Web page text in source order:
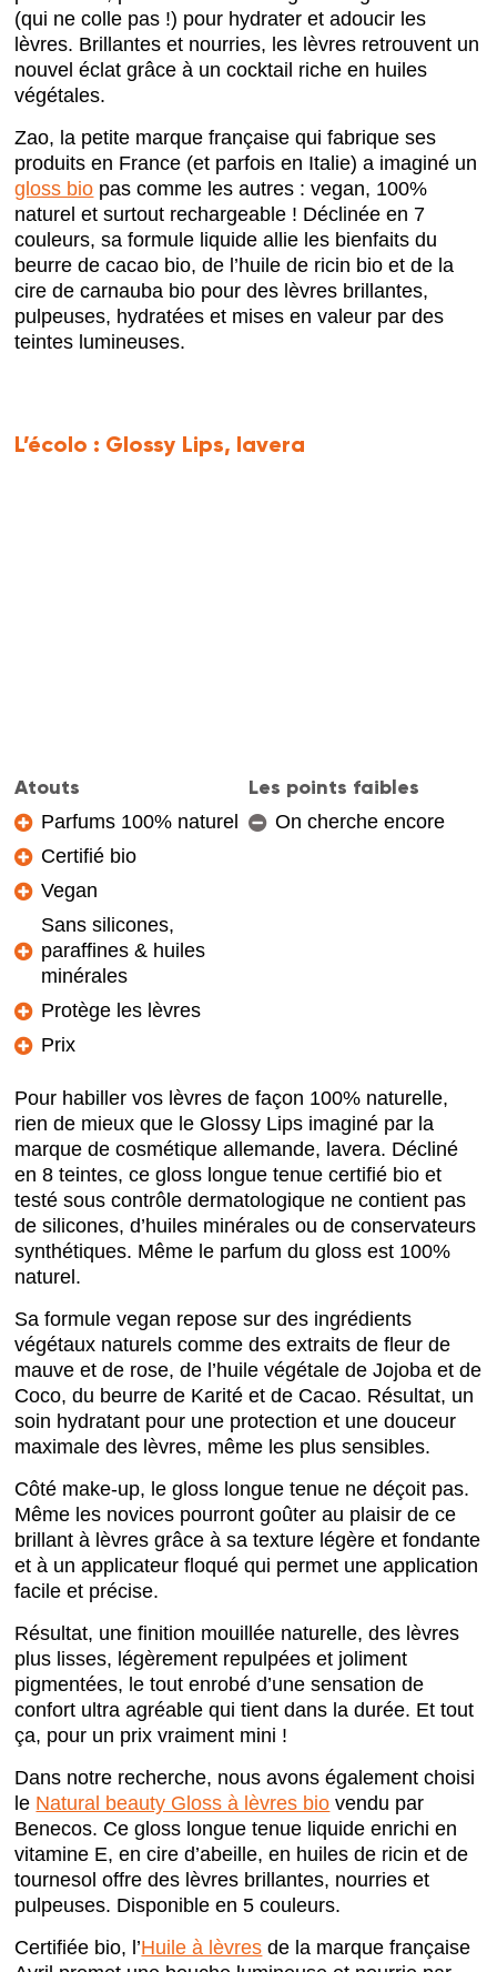
(qui ne colle pas !) pour hydrater et adoucir les
lèvres. Brillantes et nourries, les lèvres retrouvent un
nouvel éclat grâce à un cocktail riche en huiles
végétales.
Zao, la petite marque française qui fabrique ses
produits en France (et parfois en Italie) a imaginé un
gloss bio pas comme les autres : vegan, 100%
naturel et surtout rechargeable ! Déclinée en 7
couleurs, sa formule liquide allie les bienfaits du
beurre de cacao bio, de l’huile de ricin bio et de la
cire de carnauba bio pour des lèvres brillantes,
pulpeuses, hydratées et mises en valeur par des
teintes lumineuses.
L’écolo : Glossy Lips, lavera
Atouts
Parfums 100% naturel
Certifié bio
Vegan
Sans silicones,
paraffines & huiles
minérales
Protège les lèvres
Prix
Les points faibles
On cherche encore
Pour habiller vos lèvres de façon 100% naturelle,
rien de mieux que le Glossy Lips imaginé par la
marque de cosmétique allemande, lavera. Décliné
en 8 teintes, ce gloss longue tenuecertifié bio et
testé sous contrôle dermatologique ne contient pas
de silicones, d’huiles minérales ou de conservateurs
synthétiques. Même le parfum du gloss est 100%
naturel.
Sa formule vegan repose sur des ingrédients
végétaux naturels comme des extraits de fleur de
mauve et de rose, de l’huile végétale de Jojoba et de
Coco, du beurre de Karité et de Cacao. Résultat, un
soin hydratant pour une protection et une douceur
maximale des lèvres, même les plus sensibles.
Côté make-up, le gloss longue tenue ne déçoit pas.
Même les novices pourront goûter au plaisir de ce
brillant à lèvres grâce à sa texture légère et fondante
et à un applicateur floqué qui permet une application
facile et précise.
Résultat, une finition mouillée naturelle, des lèvres
plus lisses, légèrement repulpées et joliment
pigmentées, le tout enrobé d’une sensation de
confort ultra agréable qui tient dans la durée. Et tout
ça, pour un prix vraiment mini !
Dans notre recherche, nous avons également choisi
le Natural beauty Gloss à lèvres bio vendu par
Benecos. Ce gloss longue tenue liquide enrichi en
vitamine E, en cire d’abeille, en huiles de ricin et de
tournesol offre des lèvres brillantes, nourries et
pulpeuses. Disponible en 5 couleurs.
Certifiée bio, l’Huile à lèvres de la marque française